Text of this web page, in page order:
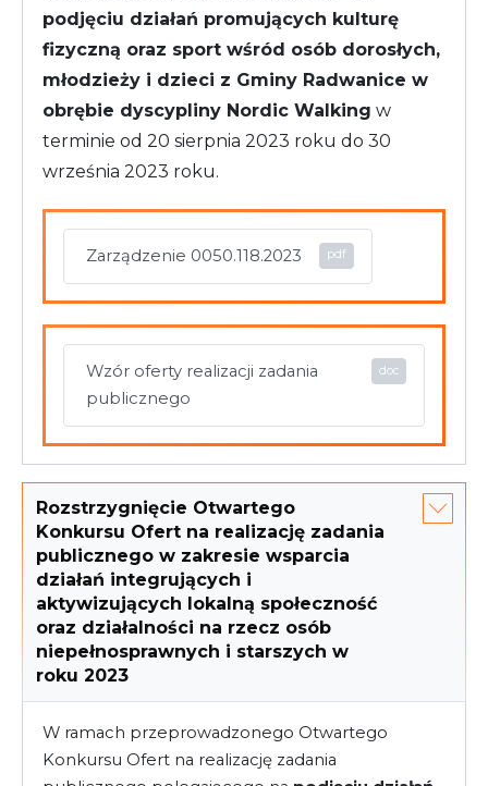
podjęciu działań promujących kulturę
fizyczną oraz sport wśród osób dorosłych,
młodzieży i dzieci z Gminy Radwanice w
obrębie dyscypliny Nordic Walking w
terminie od 20 sierpnia 2023 roku do 30
września 2023 roku.
Zarządzenie 0050.118.2023
Wzór oferty realizacji zadania
publicznego
Rozstrzygnięcie Otwartego
Konkursu Ofert na realizację zadania
publicznego w zakresie wsparcia
działań integrujących i
aktywizujących lokalną społeczność
oraz działalności na rzecz osób
niepełnosprawnych i starszych w
roku 2023
W ramach przeprowadzonego Otwartego
Konkursu Ofert na realizację zadania